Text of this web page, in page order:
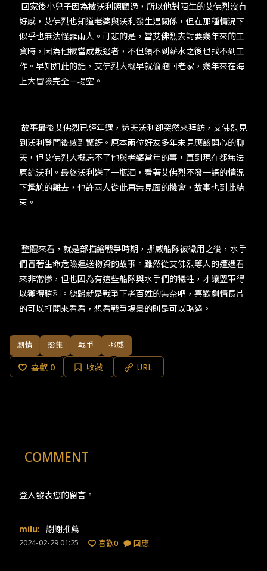
回家後小兒子因為被沃利照顧過，所以他對陌生的艾佛烈沒有
好感，艾佛烈也知道老婆與沃利發生過關係，但在那種情況下
似乎也無法怪罪兩人。可悲的是，當艾佛烈去討要幾年來的工
資時，因為他被當成叛逃者，不但領不到薪水之後也找不到工
作。早知如此的話，艾佛烈大概早就偷跑回老家，幾年來在海
上大冒險完全一場空。
故事最後艾佛烈已經年邁，這天沃利卻突然來拜訪，艾佛烈見
到沃利登門後感到驚訝。原本兩位好友多年未見應該開心的聊
天，但艾佛烈大概忘不了他與老婆當年的事，直到現在都無法
原諒沃利。最終沃利送了一瓶酒，看著艾佛烈不發一語的情況
下尷尬的離去，也許兩人從此再無見面的機會，故事也到此結
束。
整體來看，就是部描繪戰爭時期，挪威船隊被徵用之後，水手
們冒著生命危險運送物資的故事。雖然從艾佛烈等人的遭遇看
來非常慘，但也因為有這些船隊與水手們的犧牲，才讓盟軍得
以獲得勝利。總歸就是戰爭下老百姓的無奈吧，喜歡劇情長片
的可以打開來看看，想看戰爭場景的則是可以略過。
劇情 影集 戰爭 挪威
喜歡 0 收藏 URL
COMMENT
登入發表您的留言。
milu: 謝謝推薦
2024-02-29 01:25 喜歡0 回應